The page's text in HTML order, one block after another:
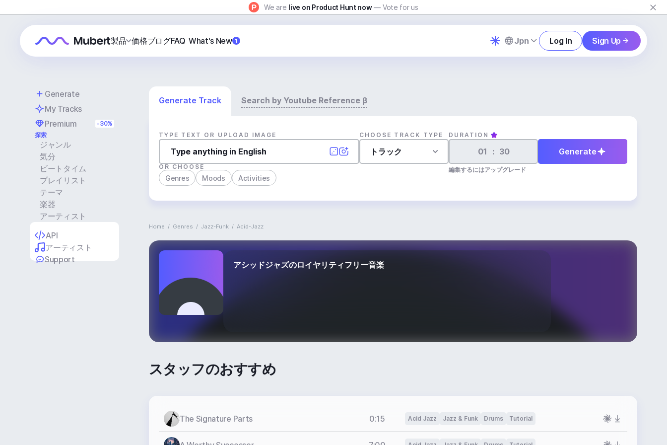
We are live on Product Hunt now — Vote for us
製品 価格ブログFAQ What's New 1 Jpn Log In Sign Up
Generate
My Tracks
Premium
-30%
探索
ジャンル
気分
ビートタイム
プレイリスト
テーマ
楽器
アーティスト
API
アーティスト
Support
Generate Track Search by Youtube Reference β
TYPE TEXT OR UPLOAD IMAGE CHOOSE TRACK TYPE
トラック
DURATION
:
編集するにはアップグレード
Generate
OR CHOOSE
Genres Moods Activities
Home / Genres / Jazz-Funk / Acid-Jazz
アシッドジャズのロイヤリティフリー音楽
スタッフのおすすめ
The Signature Parts 0:15 Acid Jazz Jazz & Funk Drums Tutorial